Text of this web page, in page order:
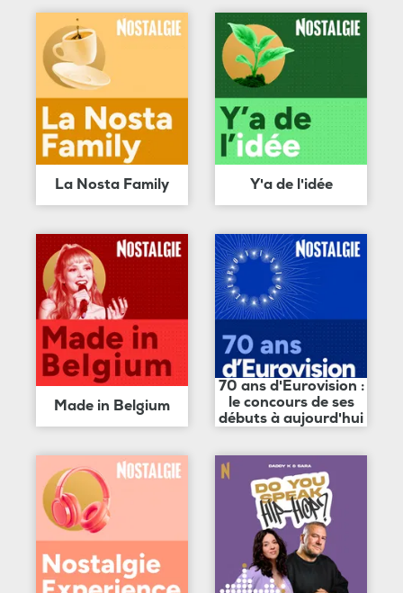
La Nosta Family Y'a de l'idée
Made in Belgium
70 ans d'Eurovision :
le concours de ses
débuts à aujourd'hui